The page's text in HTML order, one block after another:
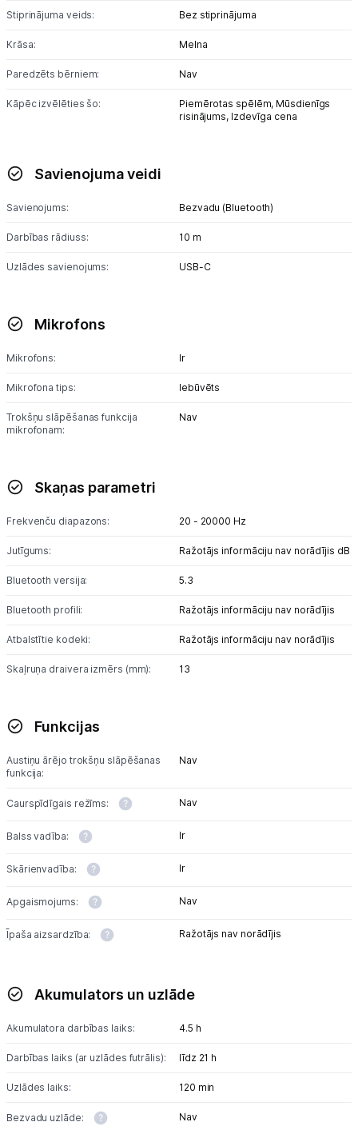
Stacionārie un bezvadu telefoni
Sadzīves tehnika
Skaistumkopšana
Blogs
Piegāde un apmaksa
Tehnikas izvešana
Uzņēmumiem
Tet pakalpojumi
Informācija
Stiprinājuma veids: Bez stiprinājuma
Krāsa: Melna
Paredzēts bērniem: Nav
Kāpēc izvēlēties šo: Piemērotas spēlēm, Mūsdienīgs
risinājums, Izdevīga cena
Savienojuma veidi
Savienojums: Bezvadu (Bluetooth)
Darbības rādiuss: 10 m
Uzlādes savienojums: USB-C
Mikrofons
Mikrofons: Ir
Mikrofona tips: Iebūvēts
Trokšņu slāpēšanas funkcija
mikrofonam:
Nav
Skaņas parametri
Frekvenču diapazons: 20 - 20000 Hz
Jutīgums: Ražotājs informāciju nav norādījis dB
Bluetooth versija: 5.3
Bluetooth profili: Ražotājs informāciju nav norādījis
Atbalstītie kodeki: Ražotājs informāciju nav norādījis
Skaļruņa draivera izmērs (mm): 13
Funkcijas
Austiņu ārējo trokšņu slāpēšanas
funkcija:
Nav
Caurspīdīgais režīms: Nav
Balss vadība: Ir
Skārienvadība: Ir
Apgaismojums: Nav
Īpaša aizsardzība: Ražotājs nav norādījis
Akumulators un uzlāde
Akumulatora darbības laiks: 4.5 h
Darbības laiks (ar uzlādes futrālis): līdz 21 h
Uzlādes laiks: 120 min
Bezvadu uzlāde: Nav